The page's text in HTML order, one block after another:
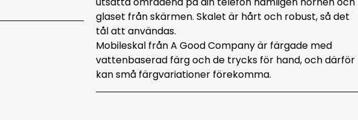
glaset från skärmen. Skalet är hårt och robust, så det
tål att användas.
Mobileskal från A Good Company är färgade med
vattenbaserad färg och de trycks för hand, och därför
kan små färgvariationer förekomma.